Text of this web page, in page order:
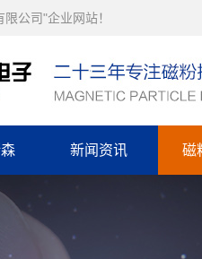
公司"企业网站！
新闻资讯 磁